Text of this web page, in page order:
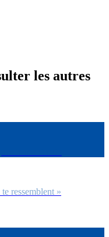
les autres
ressemblent »